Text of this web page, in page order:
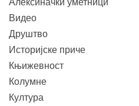
Видео
Друштво
Историјске приче
Књижевност
Колумне
Култура